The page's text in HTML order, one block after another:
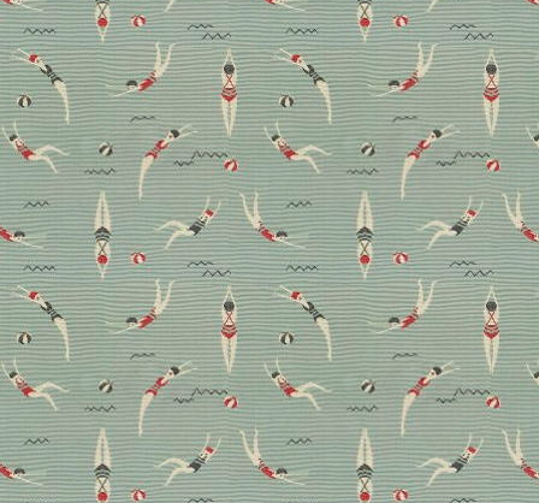
2025! Wie die Stil-Prognose für das kommende
Wohnjahr ausgefallen ist und was sie außerdem im
Heft erwartet, hat Chefredakteurin Anne Gelpke hier
für Sie zusammengefasst.
Bad Boden Design Lifestyle Magazin
Stoffe
Wohnen
Nachgefragt: Mythen,
Trends und Neuheiten
rund um den Teppich